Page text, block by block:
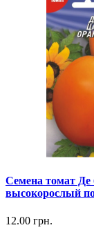
Семена томат
высокорослый
12.00 грн.